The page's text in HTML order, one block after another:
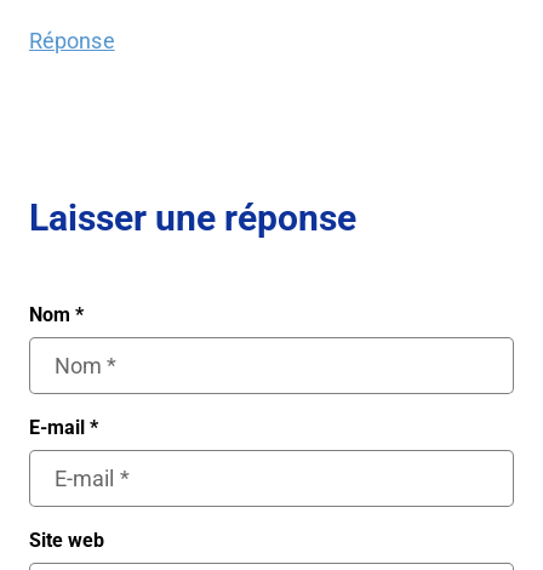
Réponse
Laisser une réponse
Nom *
E-mail *
Site web